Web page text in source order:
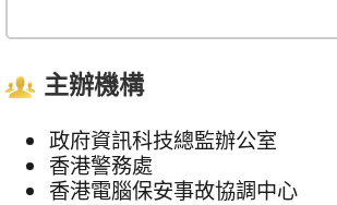
主辦機構
政府資訊科技總監辦公室
香港警務處
香港電腦保安事故協調中心